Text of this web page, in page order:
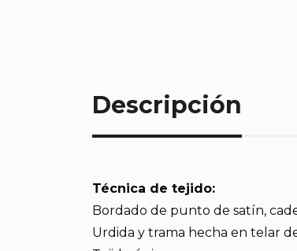
Descripción
Técnica de tejido:
Bordado de punto de satín,
Urdida y trama hecha en telar